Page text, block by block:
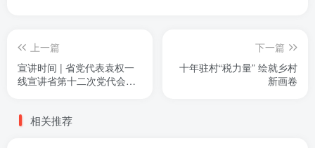
上一篇
宣讲时间 | 省党代表袁权一
线宣讲省第十二次党代会精
下一篇
十年驻村“税力量” 绘就乡村
新画卷
相关推荐